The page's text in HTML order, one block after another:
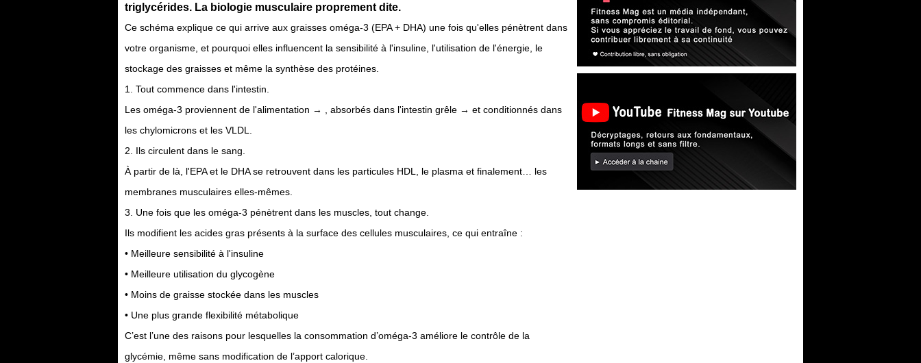
triglycérides. La biologie musculaire proprement dite.
Ce schéma explique ce qui arrive aux graisses oméga-3 (EPA + DHA) une fois qu'elles pénètrent dans
votre organisme, et pourquoi elles influencent la sensibilité à l'insuline, l'utilisation de l'énergie, le
stockage des graisses et même la synthèse des protéines.
1. Tout commence dans l'intestin.
Les oméga-3 proviennent de l'alimentation → , absorbés dans l'intestin grêle → et conditionnés dans
les chylomicrons et les VLDL.
2. Ils circulent dans le sang.
À partir de là, l'EPA et le DHA se retrouvent dans les particules HDL, le plasma et finalement… les
membranes musculaires elles-mêmes.
3. Une fois que les oméga-3 pénètrent dans les muscles, tout change.
Ils modifient les acides gras présents à la surface des cellules musculaires, ce qui entraîne :
• Meilleure sensibilité à l'insuline
• Meilleure utilisation du glycogène
• Moins de graisse stockée dans les muscles
• Une plus grande flexibilité métabolique
C’est l’une des raisons pour lesquelles la consommation d’oméga-3 améliore le contrôle de la
glycémie, même sans modification de l’apport calorique.